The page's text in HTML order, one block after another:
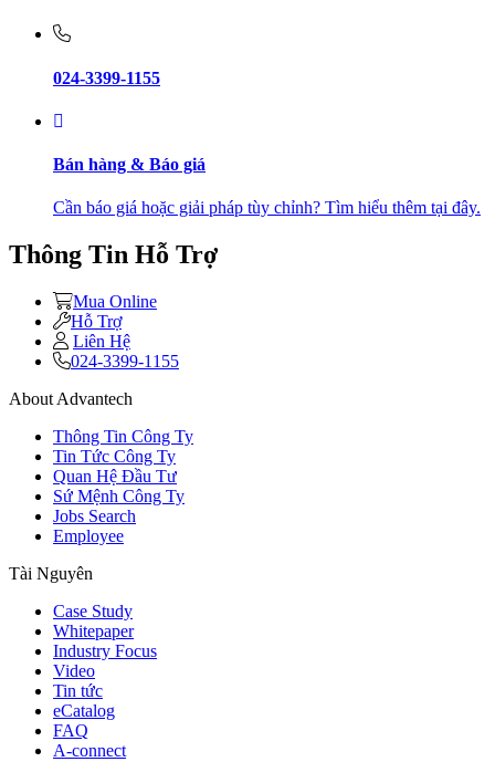
024-3399-1155
Bán hàng & Báo giá
Cần báo giá hoặc giải pháp tùy chỉnh? Tìm hiểu thêm tại đây.
Thông Tin Hỗ Trợ
Mua Online
Hỗ Trợ
Liên Hệ
024-3399-1155
About Advantech
Thông Tin Công Ty
Tin Tức Công Ty
Quan Hệ Đầu Tư
Sứ Mệnh Công Ty
Jobs Search
Employee
Tài Nguyên
Case Study
Whitepaper
Industry Focus
Video
Tin tức
eCatalog
FAQ
A-connect